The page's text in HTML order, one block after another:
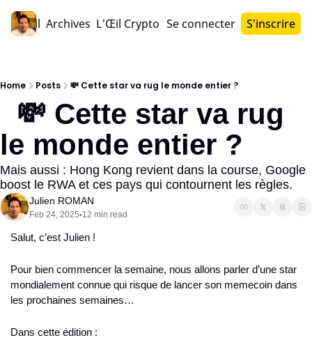
Accueil Archives L'Œil Crypto PRO™Se connecter S'inscrire
Home Posts 💸 Cette star va rug le monde entier ?
le monde entier ?
Mais aussi : Hong Kong revient dans la course, Google
boost le RWA et ces pays qui contournent les règles.
Julien ROMAN
Feb 24, 2025•12 min read
Salut, c’est Julien !
Pour bien commencer la semaine, nous allons parler d’une star
mondialement connue qui risque de lancer son memecoin dans
les prochaines semaines…
Dans cette édition :